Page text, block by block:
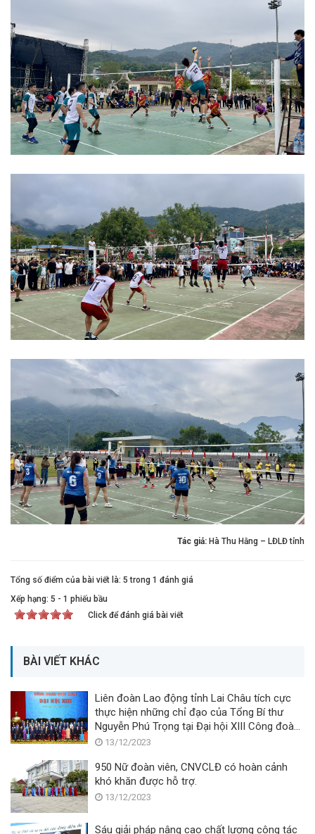
Tác giả: Hà Thu Hằng – LĐLĐ tỉnh
Tổng số điểm của bài viết là: 5 trong 1 đánh giá
Xếp hạng: 5 - 1 phiếu bầu
Click để đánh giá bài viết
BÀI VIẾT KHÁC
Liên đoàn Lao động tỉnh Lai Châu tích cực
thực hiện những chỉ đạo của Tổng Bí thư
Nguyễn Phú Trọng tại Đại hội XIII Công đoàn
Việt Nam
13/12/2023
950 Nữ đoàn viên, CNVCLĐ có hoàn cảnh
khó khăn được hỗ trợ.
13/12/2023
Sáu giải pháp nâng cao chất lượng công tác